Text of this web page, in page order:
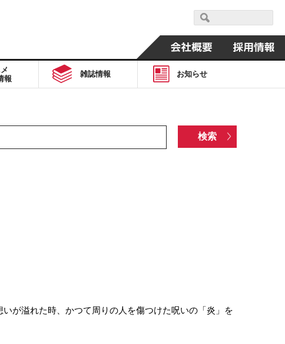
報
雑誌情報 お知らせ
が溢れた時、かつて周りの人を傷つけた呪いの「炎」を